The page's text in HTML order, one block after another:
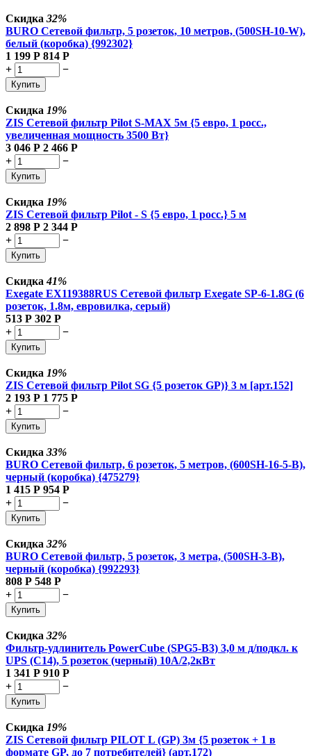
Скидка 32%
BURO Сетевой фильтр, 5 розеток, 10 метров, (500SH-10-W),
белый (коробка) {992302}
1 199 Р 814 Р
+
−
Купить
Скидка 19%
ZIS Сетевой фильтр Pilot S-MAX 5м {5 евро, 1 росс.,
увеличенная мощность 3500 Вт}
3 046 Р 2 466 Р
+
−
Купить
Скидка 19%
ZIS Сетевой фильтр Pilot - S {5 евро, 1 росс.} 5 м
2 898 Р 2 344 Р
+
−
Купить
Скидка41%
Exegate EX119388RUS Сетевой фильтр Exegate SP-6-1.8G (6
розеток, 1.8м, евровилка, серый)
513 Р 302 Р
+
−
Купить
Скидка 19%
ZIS Сетевой фильтр Pilot SG {5 розеток GP)} 3 м [арт.152]
2 193 Р 1 775 Р
+
−
Купить
Скидка 33%
BURO Сетевой фильтр, 6 розеток, 5 метров, (600SH-16-5-B),
черный (коробка) {475279}
1 415 Р 954 Р
+
−
Купить
Скидка 32%
BURO Сетевой фильтр, 5 розеток, 3 метра, (500SH-3-B),
черный (коробка) {992293}
808 Р 548 Р
+
−
Купить
Скидка 32%
Фильтр-удлинитель PowerCube (SPG5-В3) 3,0 м д/подкл. к
UPS (C14), 5 розеток (черный) 10А/2,2кВт
1 341 Р 910 Р
+
−
Купить
Скидка 19%
ZIS Сетевой фильтр PILOT L (GP) 3м {5 розеток + 1 в
формате GP, до 7 потребителей} (арт.172)